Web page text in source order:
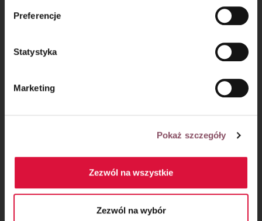
Polityce
prywatności.
Preferencje
Statystyka
Marketing
Pokaż szczegóły
Zezwól na wszystkie
Zezwól na wybór